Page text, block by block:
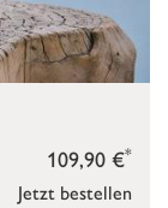
Jetzt bestellen
109,90 €*